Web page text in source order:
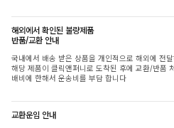
해외에서 확인된 불량제품
반품/교환 안내
국내에서 배송 받은 상품을 개인적으로 해외에 전
해당 제품이 클릭앤퍼니로 도착된 후에 교환/반품
배비에 한해서 운송비를 부담 합니다
교환운임 안내